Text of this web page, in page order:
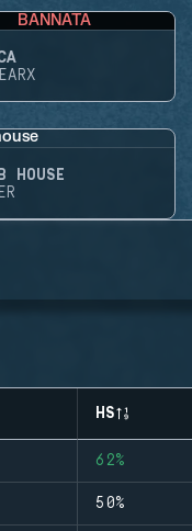
BANNATA
HOUSE
HS
62%
50%